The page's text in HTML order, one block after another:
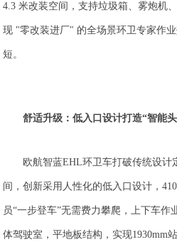
4.3 米改装空间，支持垃圾箱、雾炮机
现 "零改装进厂" 的全场景环卫专家作
短。
舒适升级：低入口设计打造“智能
欧航智蓝EHL环卫车打破传统设
间，创新采用人性化的低入口设计，
员“一步登车”无需费力攀爬，上下车作
体驾驶室，平地板结构，实现1930mm